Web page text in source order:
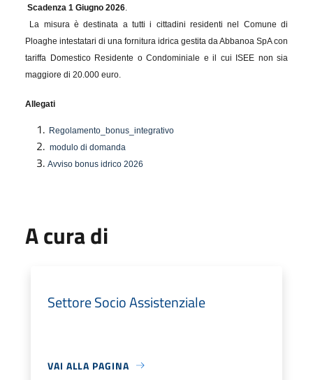
Scadenza 1 Giugno 2026
La misura è destinata a tutti i cittadini residenti nel Comune di
Ploaghe intestatari di una fornitura idrica gestita da Abbanoa SpA con
tariffa Domestico Residente o Condominiale e il cui ISEE non sia
maggiore di 20.000 euro.
Allegati
Regolamento_bonus_integrativo
modulo di domanda
Avviso bonus idrico 2026
A cura di
Settore Socio Assistenziale
VAI ALLA PAGINA